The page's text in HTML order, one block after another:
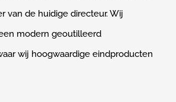
van de huidige directeur. Wij
modern geoutilleerd
wij hoogwaardige eindproducten